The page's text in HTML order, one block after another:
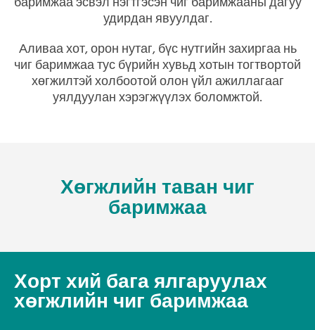
удирдан явуулдаг.
Аливаа хот, орон нутаг, бүс нутгийн захиргаа нь
чиг баримжаа тус бүрийн хувьд хотын тогтвортой
хөгжилтэй холбоотой олон үйл ажиллагааг
уялдуулан хэрэгжүүлэх боломжтой.
Хөгжлийн таван чиг
баримжаа
Хорт хий бага ялгаруулах
хөгжлийн чиг баримжаа